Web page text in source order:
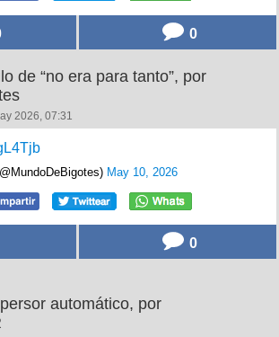
0
de “no era para tanto”, por
2026, 07:31
May 10, 2026
0
automático, por